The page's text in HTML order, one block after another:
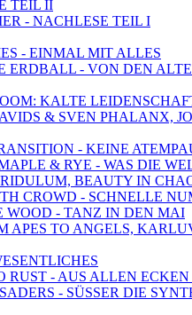
TEIL II
- NACHLESE TEIL I
- EINMAL MIT ALLES
ERDBALL - VON DEN
KALTE
& SVEN PHALANX,
- KEINE
& RYE - WAS DIE
BEAUTY IN
CROWD - SCHNELLE
WOOD - TANZ IN DEN MAI
TO ANGELS,
RUST - AUS ALLEN
- SÜSSER DIE